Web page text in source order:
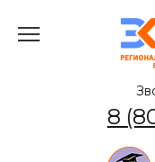
содержанию
8